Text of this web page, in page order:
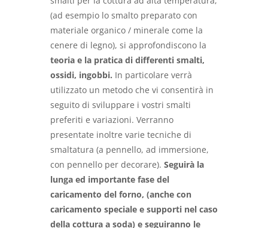
(ad esempio lo smalto preparato con
materiale organico / minerale come la
cenere di legno), si approfondiscono la
teoria e la pratica di differenti smalti,
ossidi, ingobbi. In particolare verrà
utilizzato un metodo che vi consentirà in
seguito di sviluppare i vostri smalti
preferiti e variazioni. Verranno
presentate inoltre varie tecniche di
smaltatura (a pennello, ad immersione,
con pennello per decorare). Seguirà la
lunga ed importante fase del
caricamento del forno, (anche con
caricamento speciale e supporti nel caso
della cottura a soda) e seguiranno le